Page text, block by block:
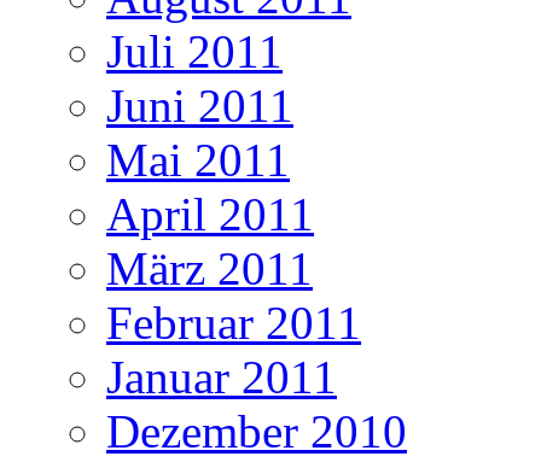
Juli 2011
Juni 2011
Mai 2011
April 2011
März 2011
Februar 2011
Januar 2011
Dezember 2010